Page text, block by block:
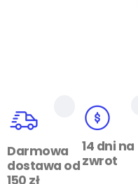
Darmowa
dostawa od
150 zł
14 dni na
zwrot